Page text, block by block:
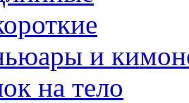
и
на тело